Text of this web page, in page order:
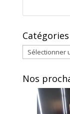
Catégories
Catégories
Nos